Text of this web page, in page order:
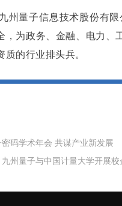
州量子信息技术股份有
，为政务、金融、电力
的行业排头兵。
码学术年会 共谋产业新发展
州量子与中国计量大学开展校